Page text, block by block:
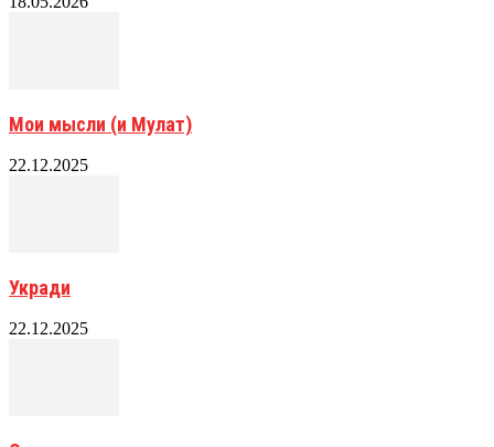
Мои мысли (и Мулат)
22.12.2025
Укради
22.12.2025